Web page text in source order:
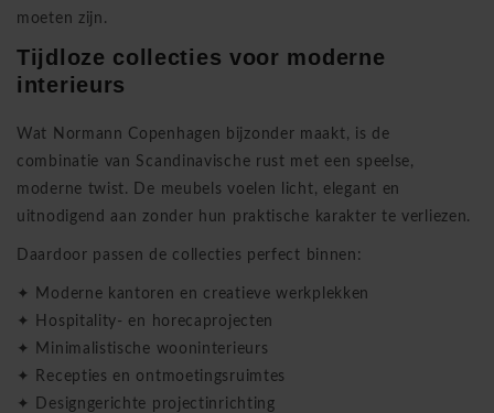
moeten zijn.
Tijdloze collecties voor moderne
interieurs
Wat Normann Copenhagen bijzonder maakt, is de
combinatie van Scandinavische rust met een speelse,
moderne twist. De meubels voelen licht, elegant en
uitnodigend aan zonder hun praktische karakter te verliezen.
Daardoor passen de collecties perfect binnen:
✦ Moderne kantoren en creatieve werkplekken
✦ Hospitality- en horecaprojecten
✦ Minimalistische wooninterieurs
✦ Recepties en ontmoetingsruimtes
✦ Designgerichte projectinrichting